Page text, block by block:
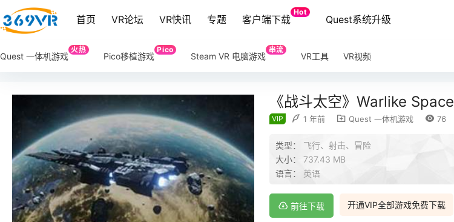
首页 VR论坛 VR快讯 专题 客户端下载
Hot
Quest系统升级
Quest 一体机游戏
火热
Pico移植游戏
Pico
Steam VR 电脑游戏
串流
VR工具 VR视频
《战斗太空》Warlike Space
VIP 1 年前 Quest 一体机游戏 76
类型： 飞行、射击、冒险
大小： 737.43 MB
语言： 英语
开通VIP全部游戏免费下载
前往下载